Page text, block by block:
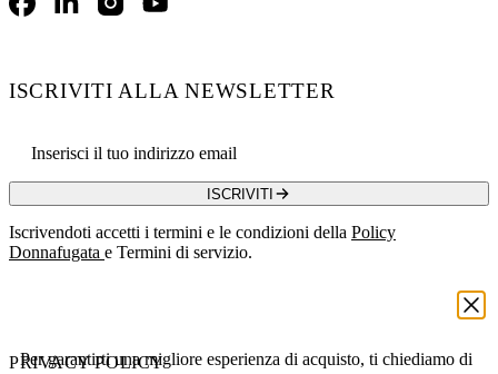
FacebookLinkedInInstagramYouTube
ISCRIVITI ALLA NEWSLETTER
ISCRIVITI
Iscrivendoti accetti i termini e le condizioni della Policy
Donnafugata e Termini di servizio.
PRIVACY POLICY
Per garantirti una migliore esperienza di acquisto, ti chiediamo di